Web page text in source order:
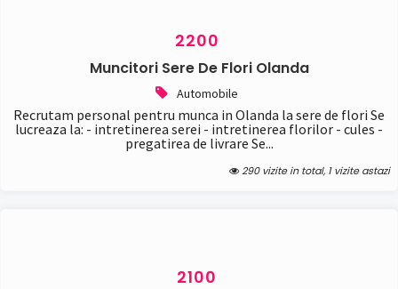
2200
Muncitori Sere De Flori Olanda
Automobile
Recrutam personal pentru munca in Olanda la sere de flori Se
lucreaza la: - intretinerea serei - intretinerea florilor - cules -
pregatirea de livrare Se...
290 vizite in total, 1 vizite astazi
2100